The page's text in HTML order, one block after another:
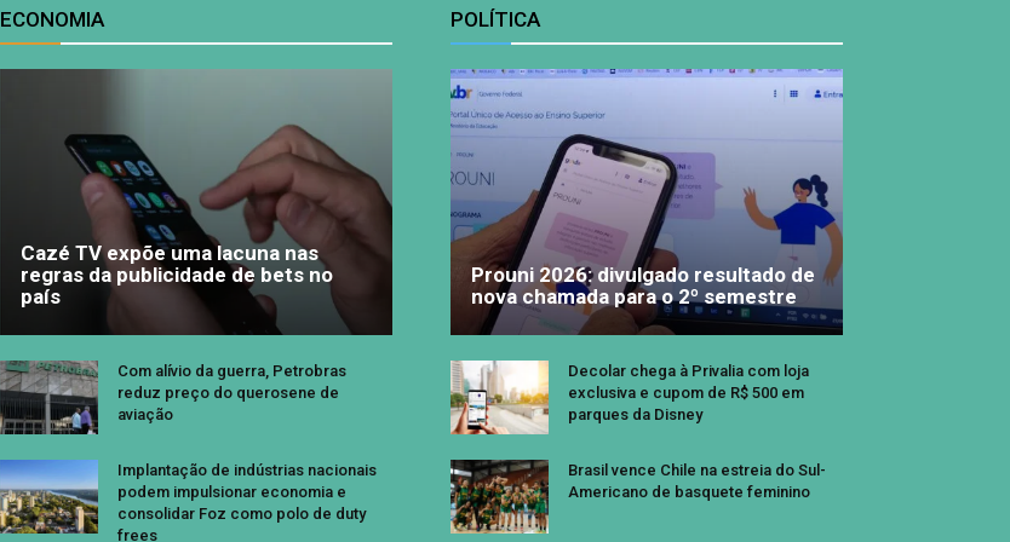
ECONOMIA
Cazé TV expõe uma lacuna nas
regras da publicidade de bets no
país
Com alívio da guerra, Petrobras
reduz preço do querosene de
aviação
Implantação de indústrias nacionais
podem impulsionar economia e
consolidar Foz como polo de duty
frees
POLÍTICA
Prouni 2026: divulgado resultado de
nova chamada para o 2º semestre
Decolar chega à Privalia com loja
exclusiva e cupom de R$ 500 em
parques da Disney
Brasil vence Chile na estreia do Sul-
Americano de basquete feminino